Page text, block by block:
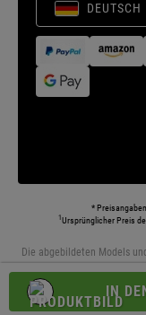
IN
DEUTSCH
*
1Ursprünglicher Preis
Die abgebildeten Models